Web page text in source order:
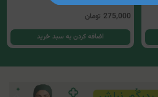
275,000 تومان
اضافه کردن به سبد خرید